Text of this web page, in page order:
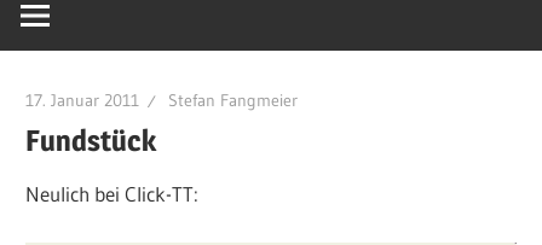
17. Januar 2011 Stefan Fangmeier
Fundstück
Neulich bei Click-TT: